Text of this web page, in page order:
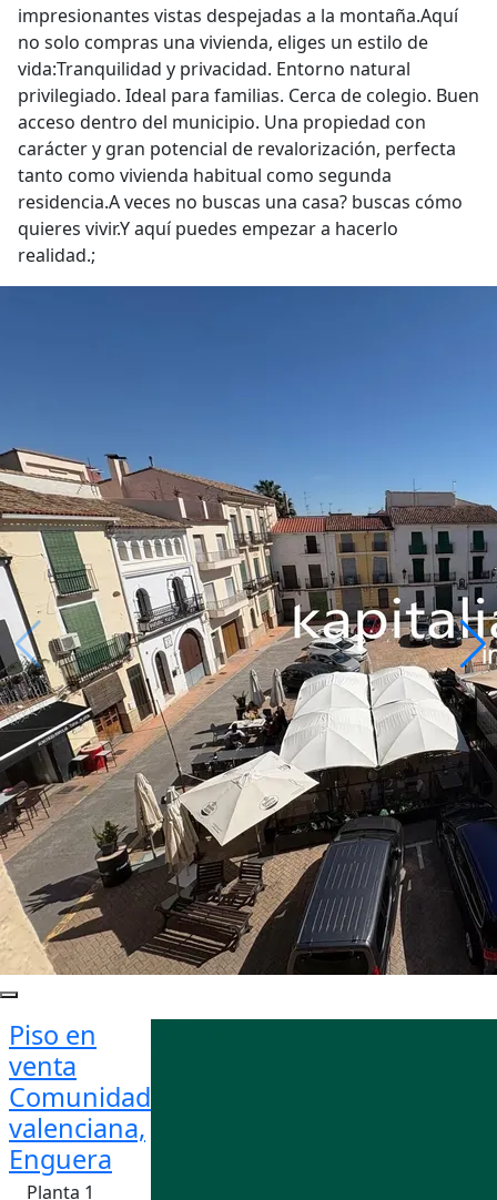
impresionantes vistas despejadas a la montaña.Aquí
no solo compras una vivienda, eliges un estilo de
vida:Tranquilidad y privacidad. Entorno natural
privilegiado. Ideal para familias. Cerca de colegio. Buen
acceso dentro del municipio. Una propiedad con
carácter y gran potencial de revalorización, perfecta
tanto como vivienda habitual como segunda
residencia.A veces no buscas una casa? buscas cómo
quieres vivir.Y aquí puedes empezar a hacerlo
realidad.;
Piso en
venta
Comunidad
valenciana,
Enguera
Planta 1